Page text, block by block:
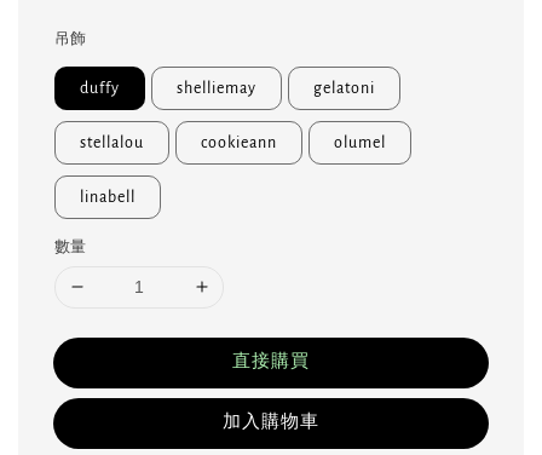
吊飾
duffy shelliemay gelatoni
stellalou cookieann olumel
linabell
數量
直接購買
加入購物車